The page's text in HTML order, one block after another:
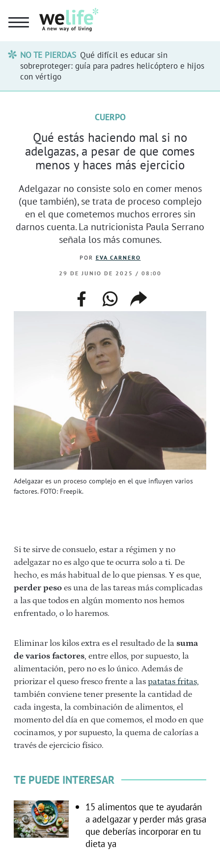
NO TE PIERDAS Qué difícil es educar sin
sobreproteger: guía para padres helicóptero e hijos
con vértigo
Adelgazar es un proceso complejo en el que influyen varios
factores. FOTO: Freepik.
CUERPO
Qué estás haciendo mal si no
adelgazas, a pesar de que comes
menos y haces más ejercicio
Adelgazar no consiste solo en comer menos
(que también), se trata de proceso complejo
en el que cometemos muchos errores sin
darnos cuenta. La nutricionista Paula Serrano
señala los más comunes.
POR EVA CARNERO
29 DE JUNIO DE 2025 / 08:00
facebookwhatsappcompartir
enlace
Si te sirve de consuelo, estar a régimen y no
adelgazar no es algo que te ocurra solo a ti. De
hecho, es más habitual de lo que piensas. Y es que,
perder peso es una de las tareas más complicadas
a las que todos en algún momento nos hemos
enfrentado, o lo haremos.
Eliminar los kilos extra es el resultado de la suma
de varios factores, entre ellos, por supuesto, la
alimentación, pero no es lo único. Además de
priorizar el queso fresco frente a las patatas fritas,
también conviene tener presente la cantidad de
cada ingesta, la combinación de alimentos, el
momento del día en que comemos, el modo en que
cocinamos, y por supuesto, la quema de calorías a
través de ejercicio físico.
TE PUEDE INTERESAR
15 alimentos que te ayudarán
a adelgazar y perder más grasa
que deberías incorporar en tu
dieta ya